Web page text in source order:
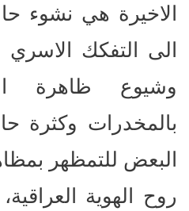
الاخيرة هي نشوء
الى التفكك الاسري
وشيوع ظاهرة
بالمخدرات وكثرة
البعض للتمظهر
روح الهوية